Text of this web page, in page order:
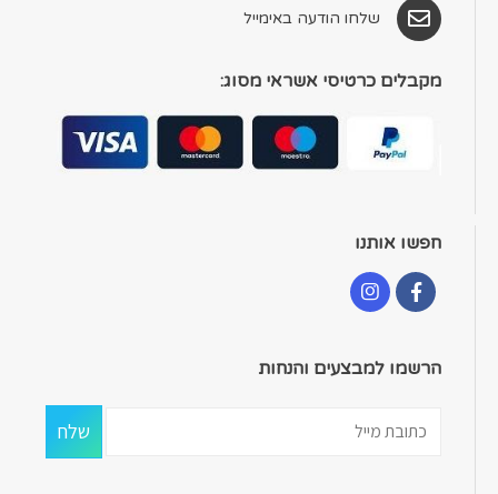
שלחו הודעה באימייל
מקבלים כרטיסי אשראי מסוג:
חפשו אותנו
הרשמו למבצעים והנחות